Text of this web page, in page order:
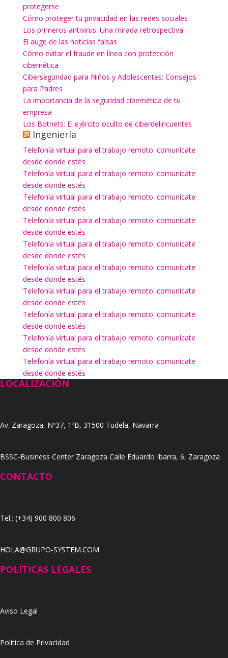
protegerse
Cómo proteger tu privacidad en las redes sociales
Los primeros antivirus: Una mirada retrospectiva
El auge de las noticias falsas
Cómo evitar el fraude en línea con protección
cibernética
Ciberseguridad para Niños y Adolescentes: Consejos
para Padres
La importancia de la seguridad cibernética de tu
empresa
Los Botnets: El ejército oculto de ciberdelincuentes
Ingeniería
Telefonía virtual para el trabajo remoto: comunícate
desde donde estés
Telefonía virtual para el trabajo remoto: comunícate
desde donde estés
Telefonía virtual para el trabajo remoto: comunícate
desde donde estés
Telefonía virtual para el trabajo remoto: comunícate
desde donde estés
Telefonía virtual para el trabajo remoto: comunícate
desde donde estés
Telefonía virtual para el trabajo remoto: comunícate
desde donde estés
Telefonía virtual para el trabajo remoto: comunícate
desde donde estés
Telefonía virtual para el trabajo remoto: comunícate
desde donde estés
Telefonía virtual para el trabajo remoto: comunícate
desde donde estés
Telefonía virtual para el trabajo remoto: comunícate
desde donde estés
LOCALIZACIÓN
Av. Zaragoza, Nº37, 1ºB, 31500 Tudela, Navarra
BSSC-Business Center Zaragoza Calle Eduardo Ibarra, 6, Zaragoza
CONTACTO
Tel.: (+34) 900 800 806
HOLA@GRUPO-SYSTEM.COM
POLÍTICAS LEGALES
Aviso Legal
Política de Privacidad